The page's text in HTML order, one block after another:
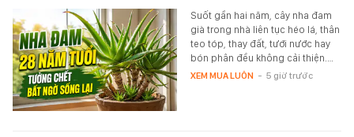
Suốt gần hai năm, cây nha đam
già trong nhà liên tục héo lá, thân
teo tóp, thay đất, tưới nước hay
bón phân đều không cải thiện.…
XEM MUA LUÔN - 5 giờ trước